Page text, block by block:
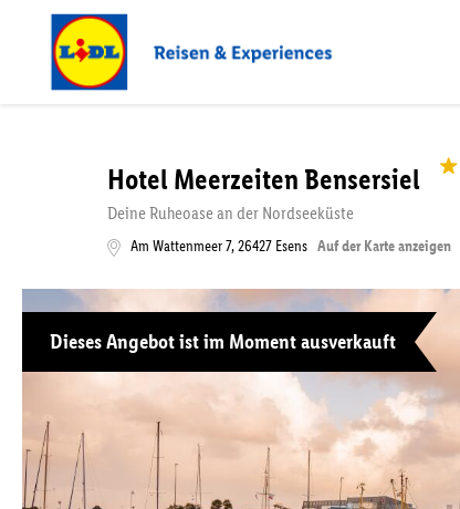
Hotel Meerzeiten Bensersiel
Deine Ruheoase an der Nordseeküste
Am Wattenmeer 7,26427 Esens Auf der Karte anzeigen
Dieses Angebot ist im Moment ausverkauft